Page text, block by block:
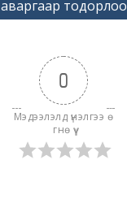
аваргаар тодорлоо
0
Мэдээлэлд үнэлгээ ө
гнө үү